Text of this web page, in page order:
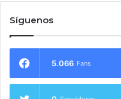
Síguenos
5.066 Fans